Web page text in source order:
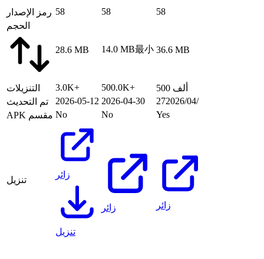
رمز الإصدار 58 58
58
الحجم
28.6 MB 14.0 MB最小 36.6 MB
التنزيلات 3.0K+ 500.0K+
500 ألف
تم التحديث
2026-05-12 2026-04-30
27‏/04‏/2026
APK مقسم No No Yes
تنزيل
زائر
تنزيل
زائر زائر